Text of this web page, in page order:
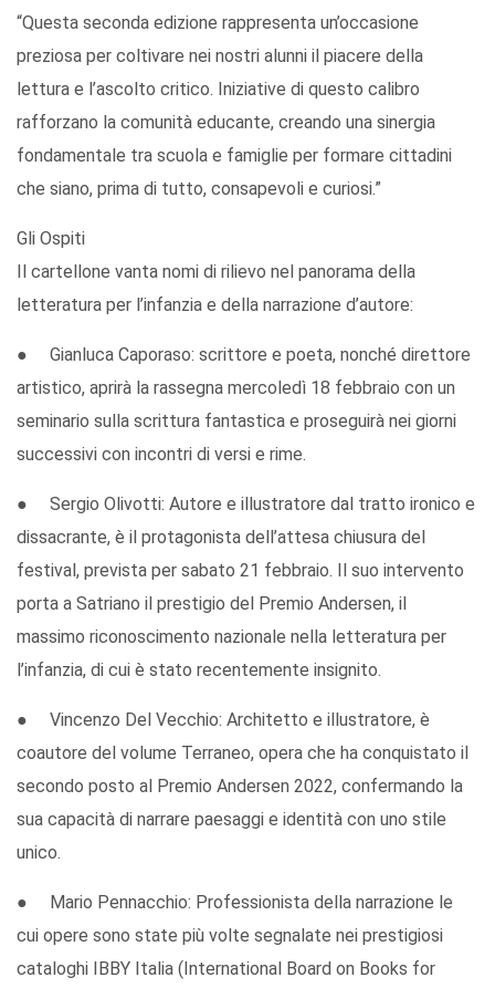
“Questa seconda edizione rappresenta un’occasione
preziosa per coltivare nei nostri alunni il piacere della
lettura e l’ascolto critico. Iniziative di questo calibro
rafforzano la comunità educante, creando una sinergia
fondamentale tra scuola e famiglie per formare cittadini
che siano, prima di tutto, consapevoli e curiosi.”
Gli Ospiti
Il cartellone vanta nomi di rilievo nel panorama della
letteratura per l’infanzia e della narrazione d’autore:
● Gianluca Caporaso: scrittore e poeta, nonché direttore
artistico, aprirà la rassegna mercoledì 18 febbraio con un
seminario sulla scrittura fantastica e proseguirà nei giorni
successivi con incontri di versi e rime.
● Sergio Olivotti: Autore e illustratore dal tratto ironico e
dissacrante, è il protagonista dell’attesa chiusura del
festival, prevista per sabato 21 febbraio. Il suo intervento
porta a Satriano il prestigio del Premio Andersen, il
massimo riconoscimento nazionale nella letteratura per
l’infanzia, di cui è stato recentemente insignito.
● Vincenzo Del Vecchio: Architetto e illustratore, è
coautore del volume Terraneo, opera che ha conquistato il
secondo posto al Premio Andersen 2022, confermando la
sua capacità di narrare paesaggi e identità con uno stile
unico.
● Mario Pennacchio: Professionista della narrazione le
cui opere sono state più volte segnalate nei prestigiosi
cataloghi IBBY Italia (International Board on Books for